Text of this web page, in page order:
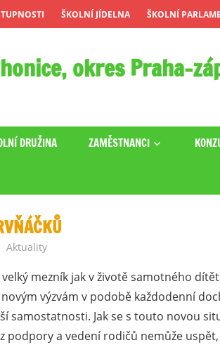
ŠKOLNÍ JÍDELNA ŠKOLNÍ
okres Praha-
DRUŽINA ZAMĚSTNANCI
Aktuality
mezník jak v životě samotného
výzvám v podobě každodenní
samostatnosti. Jak se s touto novou
podpory a vedení rodičů nemůže